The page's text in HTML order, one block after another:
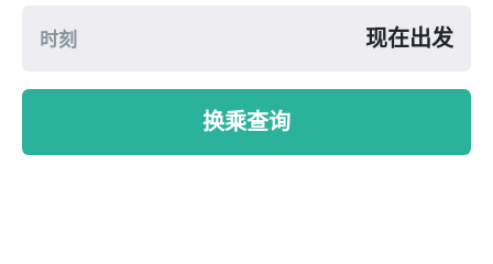
时刻 现在出发
换乘查询